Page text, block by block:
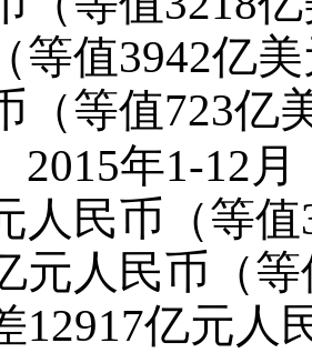
（等值3942亿
（等值723亿
2015年1-12
人民币（等值
元人民币（等
12917亿元人